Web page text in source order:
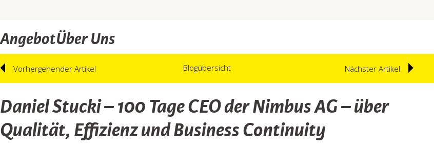
AngebotÜber Uns
Vorhergehender Artikel Blogübersicht Nächster Artikel
Daniel Stucki – 100 Tage CEO der Nimbus AG – über
Qualität, Effizienz und Business Continuity